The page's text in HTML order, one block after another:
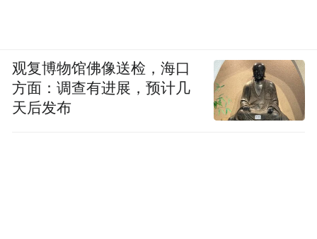
观复博物馆佛像送检，海口
方面：调查有进展，预计几
天后发布